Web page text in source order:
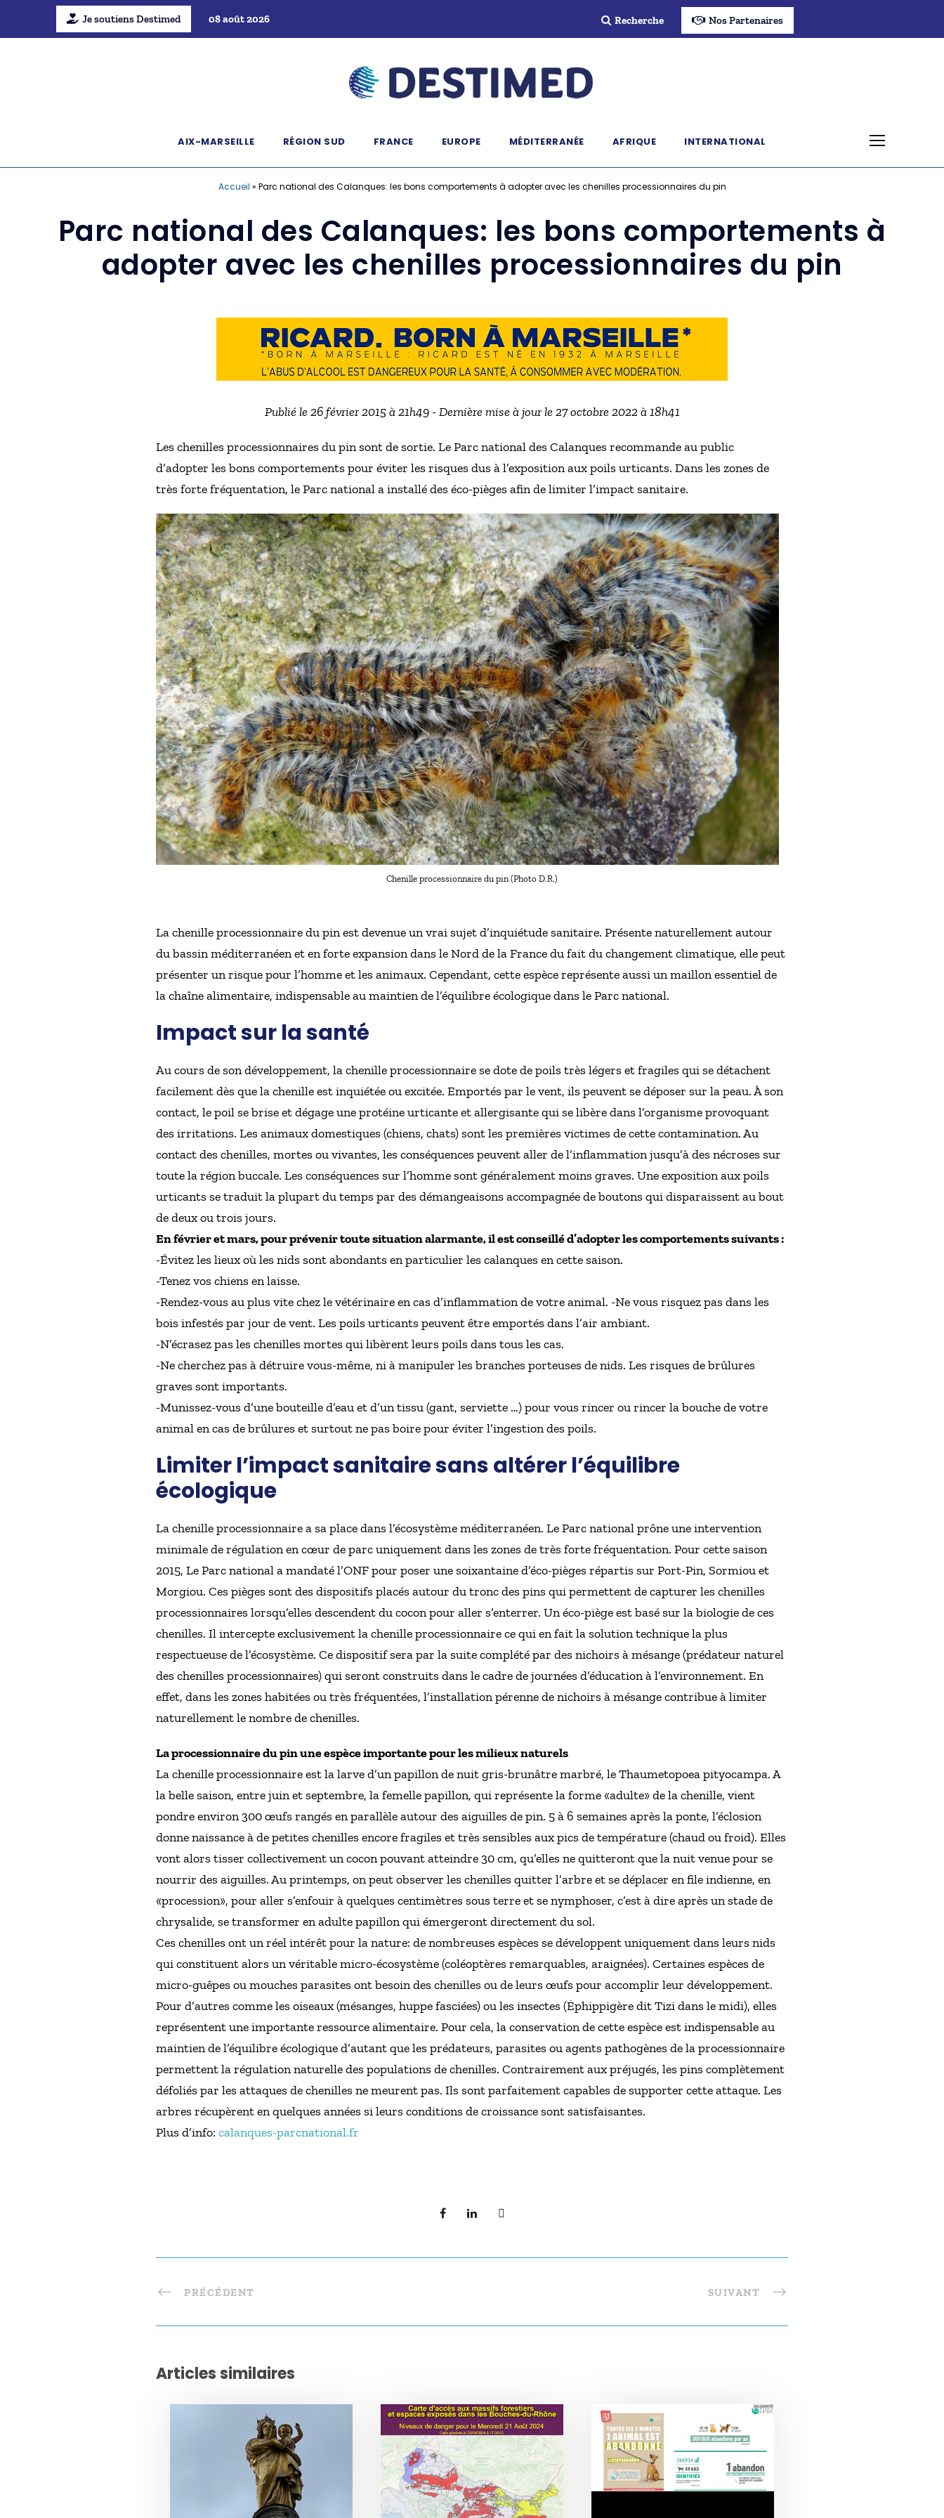
Je soutiens Destimed 08 août 2026 Recherche Nos Partenaires
AIX-MARSEILLE RÉGION SUD FRANCE EUROPE MÉDITERRANÉE AFRIQUE INTERNATIONAL
Accueil » Parc national des Calanques: les bons comportements à adopter avec les chenilles processionnaires du pin
Parc national des Calanques: les bons comportements à
adopter avec les chenilles processionnaires du pin
Publié le 26 février 2015 à 21h49 - Dernière mise à jour le 27 octobre 2022 à 18h41
Les chenilles processionnaires du pin sont de sortie. Le Parc national des Calanques recommande au public
d’adopter les bons comportements pour éviter les risques dus à l’exposition aux poils urticants. Dans les zones de
très forte fréquentation, le Parc national a installé des éco-pièges afin de limiter l’impact sanitaire.
Chenille processionnaire du pin (Photo D.R.)
La chenille processionnaire du pin est devenue un vrai sujet d’inquiétude sanitaire. Présente naturellement autour
du bassin méditerranéen et en forte expansion dans le Nord de la France du fait du changement climatique, elle peut
présenter un risque pour l’homme et les animaux. Cependant, cette espèce représente aussi un maillon essentiel de
la chaîne alimentaire, indispensable au maintien de l’équilibre écologique dans le Parc national.
Impact sur la santé
Au cours de son développement, la chenille processionnaire se dote de poils très légers et fragiles qui se détachent
facilement dès que la chenille est inquiétée ou excitée. Emportés par le vent, ils peuvent se déposer sur la peau. À son
contact, le poil se brise et dégage une protéine urticante et allergisante qui se libère dans l’organisme provoquant
des irritations. Les animaux domestiques (chiens, chats) sont les premières victimes de cette contamination. Au
contact des chenilles, mortes ou vivantes, les conséquences peuvent aller de l’inflammation jusqu’à des nécroses sur
toute la région buccale. Les conséquences sur l’homme sont généralement moins graves. Une exposition aux poils
urticants se traduit la plupart du temps par des démangeaisons accompagnée de boutons qui disparaissent au bout
de deux ou trois jours.
En février et mars, pour prévenir toute situation alarmante, il est conseillé d’adopter les comportements suivants :
-Évitez les lieux où les nids sont abondants en particulier les calanques en cette saison.
-Tenez vos chiens en laisse.
-Rendez-vous au plus vite chez le vétérinaire en cas d’inflammation de votre animal. -Ne vous risquez pas dans les
bois infestés par jour de vent. Les poils urticants peuvent être emportés dans l’air ambiant.
-N’écrasez pas les chenilles mortes qui libèrent leurs poils dans tous les cas.
-Ne cherchez pas à détruire vous-même, ni à manipuler les branches porteuses de nids. Les risques de brûlures
graves sont importants.
-Munissez-vous d’une bouteille d’eau et d’un tissu (gant, serviette …) pour vous rincer ou rincer la bouche de votre
animal en cas de brûlures et surtout ne pas boire pour éviter l’ingestion des poils.
Limiter l’impact sanitaire sans altérer l’équilibre
écologique
La chenille processionnaire a sa place dans l’écosystème méditerranéen. Le Parc national prône une intervention
minimale de régulation en cœur de parc uniquement dans les zones de très forte fréquentation. Pour cette saison
2015, Le Parc national a mandaté l’ONF pour poser une soixantaine d’éco-pièges répartis sur Port-Pin, Sormiou et
Morgiou. Ces pièges sont des dispositifs placés autour du tronc des pins qui permettent de capturer les chenilles
processionnaires lorsqu’elles descendent du cocon pour aller s’enterrer. Un éco-piège est basé sur la biologie de ces
chenilles. Il intercepte exclusivement la chenille processionnaire ce qui en fait la solution technique la plus
respectueuse de l’écosystème. Ce dispositif sera par la suite complété par des nichoirs à mésange (prédateur naturel
des chenilles processionnaires) qui seront construits dans le cadre de journées d’éducation à l’environnement. En
effet, dans les zones habitées ou très fréquentées, l’installation pérenne de nichoirs à mésange contribue à limiter
naturellement le nombre de chenilles.
La processionnaire du pin une espèce importante pour les milieux naturels
La chenille processionnaire est la larve d’un papillon de nuit gris-brunâtre marbré, le Thaumetopoea pityocampa. A
la belle saison, entre juin et septembre, la femelle papillon, qui représente la forme «adulte» de la chenille, vient
pondre environ 300 œufs rangés en parallèle autour des aiguilles de pin. 5 à 6 semaines après la ponte, l’éclosion
donne naissance à de petites chenilles encore fragiles et très sensibles aux pics de température (chaud ou froid). Elles
vont alors tisser collectivement un cocon pouvant atteindre 30 cm, qu’elles ne quitteront que la nuit venue pour se
nourrir des aiguilles. Au printemps, on peut observer les chenilles quitter l’arbre et se déplacer en file indienne, en
«procession», pour aller s’enfouir à quelques centimètres sous terre et se nymphoser, c’est à dire après un stade de
chrysalide, se transformer en adulte papillon qui émergeront directement du sol.
Ces chenilles ont un réel intérêt pour la nature: de nombreuses espèces se développent uniquement dans leurs nids
qui constituent alors un véritable micro-écosystème (coléoptères remarquables, araignées). Certaines espèces de
micro-guêpes ou mouches parasites ont besoin des chenilles ou de leurs œufs pour accomplir leur développement.
Pour d’autres comme les oiseaux (mésanges, huppe fasciées) ou les insectes (Ėphippigère dit Tizi dans le midi), elles
représentent une importante ressource alimentaire. Pour cela, la conservation de cette espèce est indispensable au
maintien de l’équilibre écologique d’autant que les prédateurs, parasites ou agents pathogènes de la processionnaire
permettent la régulation naturelle des populations de chenilles. Contrairement aux préjugés, les pins complètement
défoliés par les attaques de chenilles ne meurent pas. Ils sont parfaitement capables de supporter cette attaque. Les
arbres récupèrent en quelques années si leurs conditions de croissance sont satisfaisantes.
Plus d’info: calanques-parcnational.fr
PRÉCÉDENT SUIVANT
Articles similaires